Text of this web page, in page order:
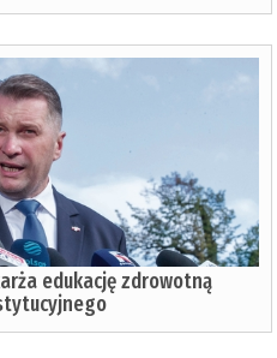
edukację zdrowotną